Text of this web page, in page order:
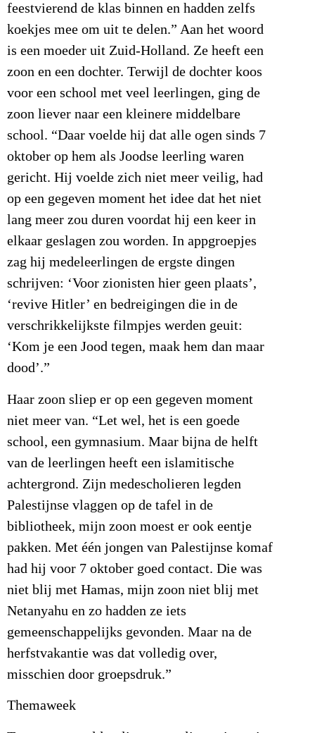
feestvierend de klas binnen en hadden zelfs
koekjes mee om uit te delen.” Aan het woord
is een moeder uit Zuid-Holland. Ze heeft een
zoon en een dochter. Terwijl de dochter koos
voor een school met veel leerlingen, ging de
zoon liever naar een kleinere middelbare
school. “Daar voelde hij dat alle ogen sinds 7
oktober op hem als Joodse leerling waren
gericht. Hij voelde zich niet meer veilig, had
op een gegeven moment het idee dat het niet
lang meer zou duren voordat hij een keer in
elkaar geslagen zou worden. In appgroepjes
zag hij medeleerlingen de ergste dingen
schrijven: ‘Voor zionisten hier geen plaats’,
‘revive Hitler’ en bedreigingen die in de
verschrikkelijkste filmpjes werden geuit:
‘Kom je een Jood tegen, maak hem dan maar
dood’.”
Haar zoon sliep er op een gegeven moment
niet meer van. “Let wel, het is een goede
school, een gymnasium. Maar bijna de helft
van de leerlingen heeft een islamitische
achtergrond. Zijn medescholieren legden
Palestijnse vlaggen op de tafel in de
bibliotheek, mijn zoon moest er ook eentje
pakken. Met één jongen van Palestijnse komaf
had hij voor 7 oktober goed contact. Die was
niet blij met Hamas, mijn zoon niet blij met
Netanyahu en zo hadden ze iets
gemeenschappelijks gevonden. Maar na de
herfstvakantie was dat volledig over,
misschien door groepsdruk.”
Themaweek